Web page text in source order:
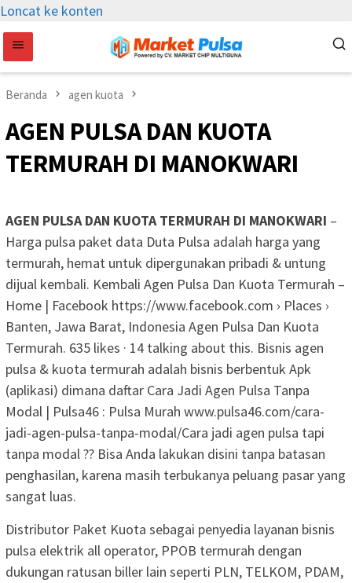
Loncat ke konten
Beranda agen kuota
AGEN PULSA DAN KUOTA
TERMURAH DI MANOKWARI
AGEN PULSA DAN KUOTA TERMURAH DI MANOKWARI –
Harga pulsa paket data Duta Pulsa adalah harga yang
termurah, hemat untuk dipergunakan pribadi & untung
dijual kembali. Kembali Agen Pulsa Dan Kuota Termurah –
Home | Facebook https://www.facebook.com › Places ›
Banten, Jawa Barat, Indonesia Agen Pulsa Dan Kuota
Termurah. 635 likes · 14 talking about this. Bisnis agen
pulsa & kuota termurah adalah bisnis berbentuk Apk
(aplikasi) dimana daftar Cara Jadi Agen Pulsa Tanpa
Modal | Pulsa46 : Pulsa Murah www.pulsa46.com/cara-
jadi-agen-pulsa-tanpa-modal/Cara jadi agen pulsa tapi
tanpa modal ?? Bisa Anda lakukan disini tanpa batasan
penghasilan, karena masih terbukanya peluang pasar yang
sangat luas.
Distributor Paket Kuota sebagai penyedia layanan bisnis
pulsa elektrik all operator, PPOB termurah dengan
dukungan ratusan biller lain seperti PLN, TELKOM, PDAM,